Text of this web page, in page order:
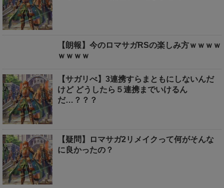
【朗報】今のロマサガRSの楽しみ方ｗｗｗｗ
ｗｗｗｗ
【サガリべ】3連携すらまともにしないんだ
けど どうしたら５連携までいけるん
だ…？？？
【疑問】ロマサガ2リメイクって何がそんな
に良かったの？